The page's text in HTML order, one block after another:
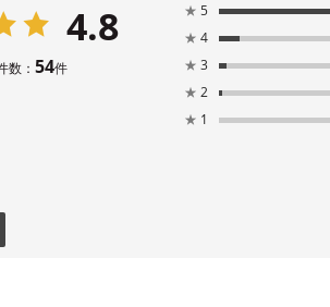
4.8
数： 54件
★ 5
★ 4
★ 3
★ 2
★ 1